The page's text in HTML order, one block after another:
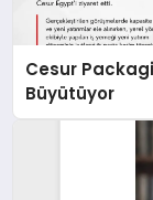
Cesur
Büyütüyor